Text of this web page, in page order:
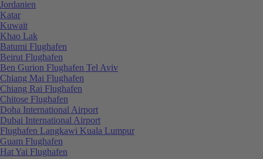
Jordanien
Katar
Kuwait
Khao Lak
Batumi Flughafen
Beirut Flughafen
Ben Gurion Flughafen Tel Aviv
Chiang Mai Flughafen
Chiang Rai Flughafen
Chitose Flughafen
Doha International Airport
Dubai International Airport
Flughafen Langkawi Kuala Lumpur
Guam Flughafen
Hat Yai Flughafen